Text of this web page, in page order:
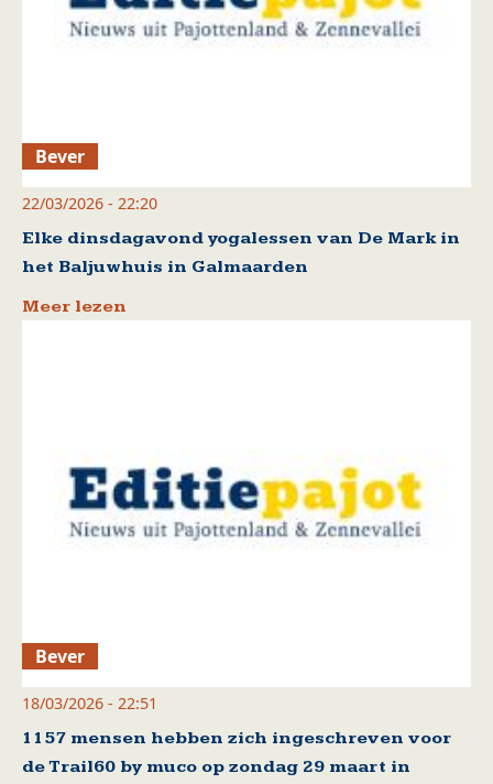
Bever
22/03/2026 - 22:20
Elke dinsdagavond yogalessen van De Mark in
het Baljuwhuis in Galmaarden
Meer lezen
Bever
18/03/2026 - 22:51
1157 mensen hebben zich ingeschreven voor
de Trail60 by muco op zondag 29 maart in